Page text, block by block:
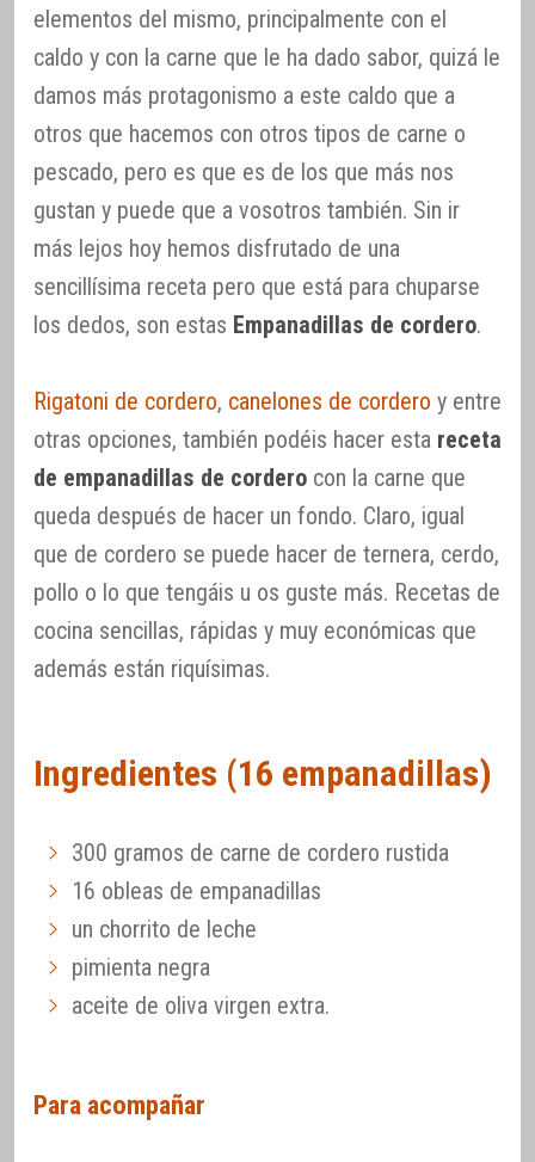
elementos del mismo, principalmente con el
caldo y con la carne que le ha dado sabor, quizá le
damos más protagonismo a este caldo que a
otros que hacemos con otros tipos de carne o
pescado, pero es que es de los que más nos
gustan y puede que a vosotros también. Sin ir
más lejos hoy hemos disfrutado de una
sencillísima receta pero que está para chuparse
los dedos, son estas Empanadillas de cordero.
Rigatoni de cordero, canelones de cordero y entre
otras opciones, también podéis hacer esta receta
de empanadillas de cordero con la carne que
queda después de hacer un fondo. Claro, igual
que de cordero se puede hacer de ternera, cerdo,
pollo o lo que tengáis u os guste más. Recetas de
cocina sencillas, rápidas y muy económicas que
además están riquísimas.
Ingredientes (16 empanadillas)
300 gramos de carne de cordero rustida
16 obleas de empanadillas
un chorrito de leche
pimienta negra
aceite de oliva virgen extra.
Para acompañar